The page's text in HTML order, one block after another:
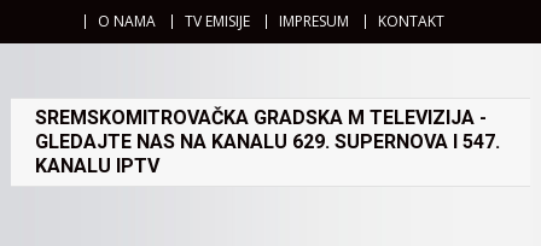
O NAMA TV EMISIJE IMPRESUM KONTAKT
SREMSKOMITROVAČKA GRADSKA M TELEVIZIJA -
GLEDAJTE NAS NA KANALU 629. SUPERNOVA I 547.
KANALU IPTV